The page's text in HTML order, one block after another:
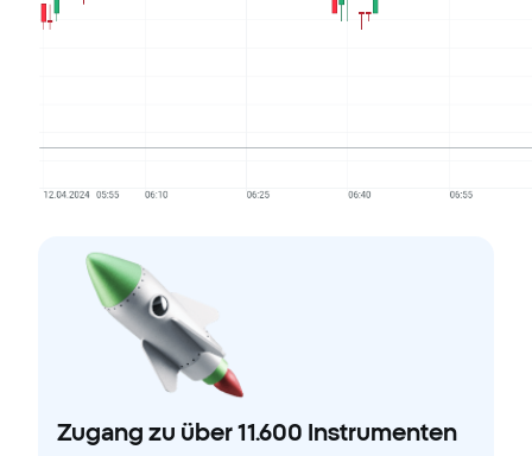
Zugang zu über 11.600 Instrumenten